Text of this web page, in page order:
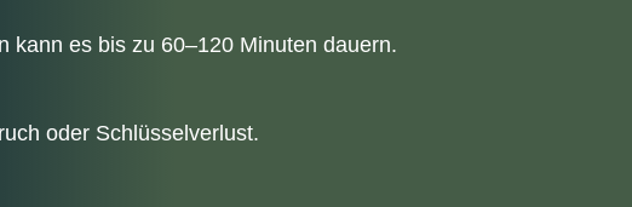
kann es bis zu 60–120 Minuten dauern.
oder Schlüsselverlust.